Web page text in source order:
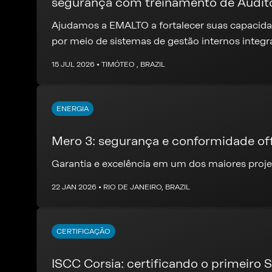
Integrado
Ajudamos a EMALTO a fortalecer suas
por meio de sistemas de gestão internos
15 JUL 2026 • TIMÓTEO , BRAZIL
ENERGIA
Mero 3: segurança e conformidade
Garantia e excelência em um dos maiores
22 JAN 2026 • RIO DE JANEIRO, BRAZIL
CERTIFICAÇÃO
ISCC Corsia: certificando o primeiro